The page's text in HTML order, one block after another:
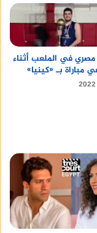
مصري في الملعب أثناء
مباراة بـ «كينيا»